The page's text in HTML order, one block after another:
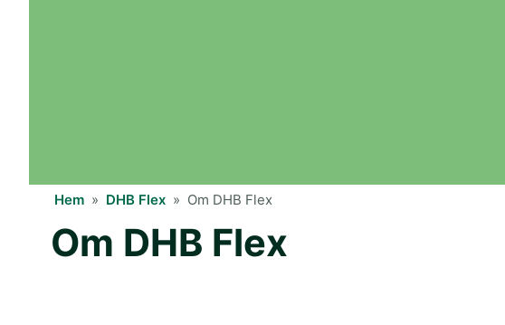
Hem » DHB Flex » Om DHB Flex
Om DHB Flex